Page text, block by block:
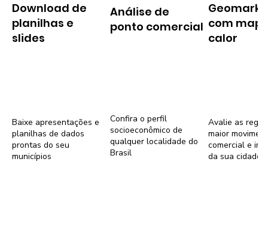
Download de
planilhas e
slides
Baixe apresentações e
planilhas de dados
prontas do seu
municípios
Análise de
ponto comercial
Confira o perfil
socioeconômico de
qualquer localidade do
Brasil
com
calor
Avalie as
maior
comercial e
da sua cidade